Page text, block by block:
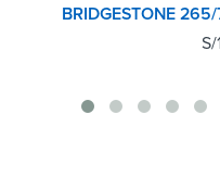
BRIDGESTONE
S/